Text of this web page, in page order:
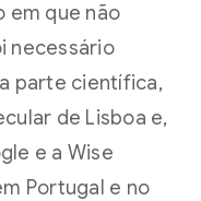
em que não
necessário
parte científica,
de Lisboa e,
e a Wise
Portugal e no